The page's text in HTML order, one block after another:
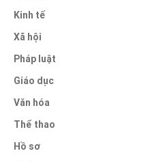
Kinh tế
Xã hội
Pháp luật
Giáo dục
Văn hóa
Thể thao
Hồ sơ